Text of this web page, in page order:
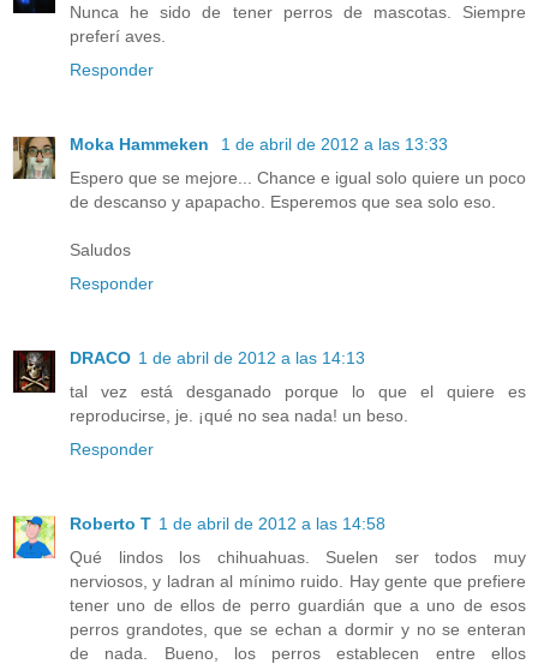
Nunca he sido de tener perros de mascotas. Siempre
preferí aves.
Responder
Moka Hammeken
1 de abril de 2012 a las 13:33
Espero que se mejore... Chance e igual solo quiere un poco
de descanso y apapacho. Esperemos que sea solo eso.
Saludos
Responder
DRACO 1 de abril de 2012 a las 14:13
tal vez está desganado porque lo que el quiere es
reproducirse, je. ¡qué no sea nada! un beso.
Responder
Roberto T 1 de abril de 2012 a las 14:58
Qué lindos los chihuahuas. Suelen ser todos muy
nerviosos, y ladran al mínimo ruido. Hay gente que prefiere
tener uno de ellos de perro guardián que a uno de esos
perros grandotes, que se echan a dormir y no se enteran
de nada. Bueno, los perros establecen entre ellos